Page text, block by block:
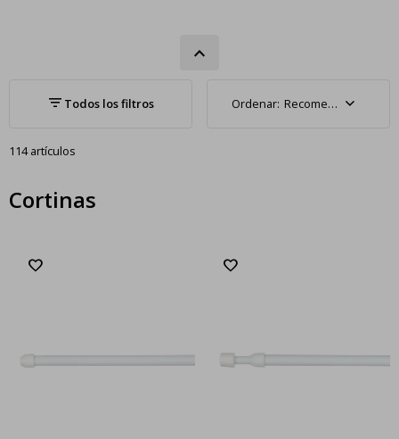
Recomendados
114 artículos
Cortinas